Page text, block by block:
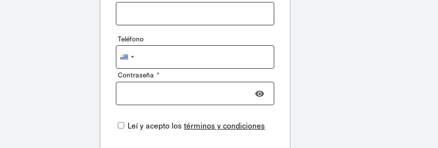
Teléfono
Uruguay
+598
Contraseña *
Leí y acepto los términos y condiciones